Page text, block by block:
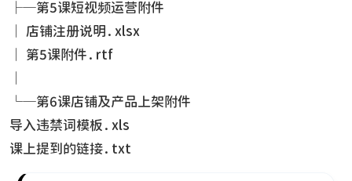
├─第5课短视频运营附件
│ 店铺注册说明.xlsx
│ 第5课附件.rtf
└─第6课店铺及产品上架附件
导入违禁词模板.xls
课上提到的链接.txt